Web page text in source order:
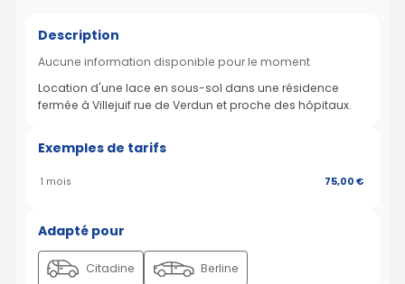
Description
Aucune information disponible pour le moment
Location d'une lace en sous-sol dans une résidence
fermée à Villejuif rue de Verdun et proche des hôpitaux.
Exemples de tarifs
1 mois 75,00 €
Adapté pour
Citadine Berline